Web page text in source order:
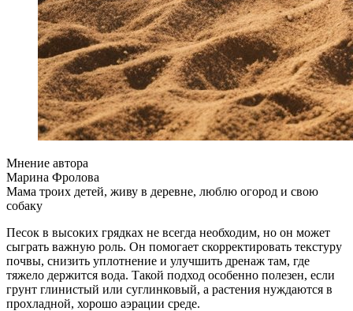
Мнение автора
Марина Фролова
Мама троих детей, живу в деревне, люблю огород и свою
собаку
Песок в высоких грядках не всегда необходим, но он может
сыграть важную роль. Он помогает скорректировать текстуру
почвы, снизить уплотнение и улучшить дренаж там, где
тяжело держится вода. Такой подход особенно полезен, если
грунт глинистый или суглинковый, а растения нуждаются в
прохладной, хорошо аэрации среде.